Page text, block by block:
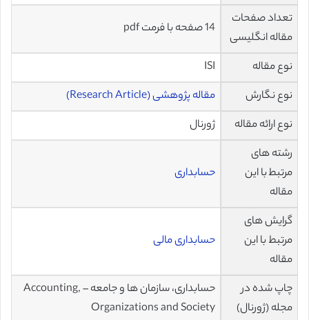
تعداد صفحات
مقاله انگلیسی
14 صفحه با فرمت pdf
نوع مقاله
ISI
نوع نگارش
مقاله پژوهشی (Research Article)
نوع ارائه مقاله
ژورنال
رشته های
مرتبط با این
مقاله
حسابداری
گرایش های
مرتبط با این
مقاله
حسابداری مالی
چاپ شده در
مجله (ژورنال)
حسابداری، سازمان ها و جامعه – Accounting,
Organizations and Society